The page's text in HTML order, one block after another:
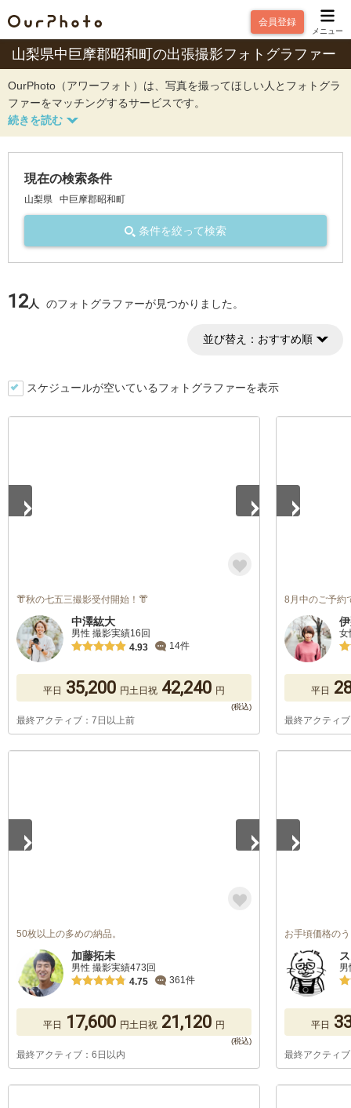
会員登録
メニュー
山梨県中巨摩郡昭和町の出張撮影フォトグラファー
OurPhoto（アワーフォト）は、写真を撮ってほしい人とフォトグラ
ファーをマッチングするサービスです。
現在の検索条件
山梨県 中巨摩郡昭和町
条件を絞って検索
12人 のフォトグラファーが見つかりました。
並び替え： おすすめ順
スケジュールが空いているフォトグラファーを表示
👘秋の七五三撮影受付開始！👘
中澤紘大
男性 撮影実績16回
4.93
14件
平日 35,200 円土日祝 42,240 円
最終アクティブ：7日以上前
8月中のご予約
女
平日
最終アクティ
50枚以上の多めの納品。
加藤拓未
男性 撮影実績473回
4.75
361件
平日 17,600 円土日祝 21,120 円
最終アクティブ：6日以内
お手頃価格の
平日
最終アクティ